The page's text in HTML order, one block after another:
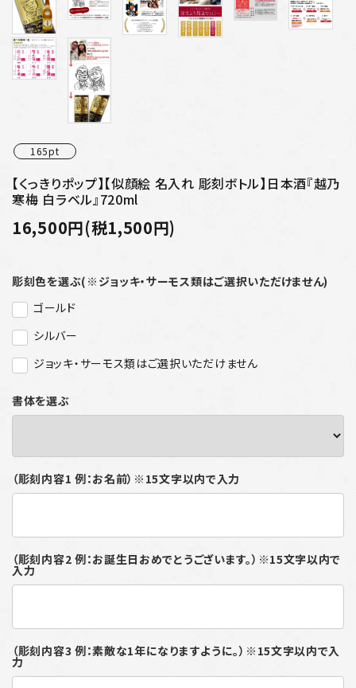
165pt
【くっきりポップ】【似顔絵 名入れ 彫刻ボトル】日本酒『越乃
寒梅 白ラベル』720ml
16,500円(税1,500円)
彫刻色を選ぶ(※ジョッキ・サーモス類はご選択いただけません)
ゴールド
シルバー
ジョッキ・サーモス類はご選択いただけません
書体を選ぶ
（彫刻内容1 例：お名前）※15文字以内で入力
（彫刻内容2 例：お誕生日おめでとうございます。）※15文字以内で
入力
（彫刻内容3 例：素敵な1年になりますように。）※15文字以内で入
力